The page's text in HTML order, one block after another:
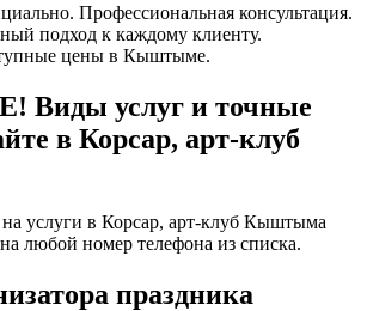
Профессиональная консультация.
подход к каждому клиенту.
цены в Кыштыме.
услуг и точные
в Корсар, арт-клуб
услуги в Корсар, арт-клуб Кыштыма
любой номер телефона из списка.
праздника